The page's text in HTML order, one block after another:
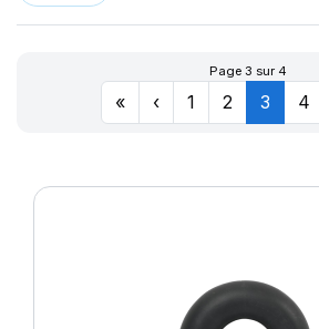
Page 3 sur 4
« ‹ 1 2 3 4